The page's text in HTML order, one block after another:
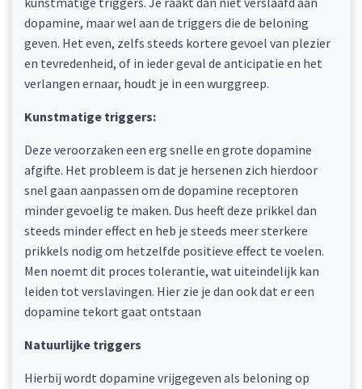
dopamine, maar wel aan de triggers die de beloning
geven. Het even, zelfs steeds kortere gevoel van plezier
en tevredenheid, of in ieder geval de anticipatie en het
verlangen ernaar, houdt je in een wurggreep.
Kunstmatige triggers:
Deze veroorzaken een erg snelle en grote dopamine
afgifte. Het probleem is dat je hersenen zich hierdoor
snel gaan aanpassen om de dopamine receptoren
minder gevoelig te maken. Dus heeft deze prikkel dan
steeds minder effect en heb je steeds meer sterkere
prikkels nodig om hetzelfde positieve effect te voelen.
Men noemt dit proces tolerantie, wat uiteindelijk kan
leiden tot verslavingen. Hier zie je dan ook dat er een
dopamine tekort gaat ontstaan
Natuurlijke triggers
Hierbij wordt dopamine vrijgegeven als beloning op